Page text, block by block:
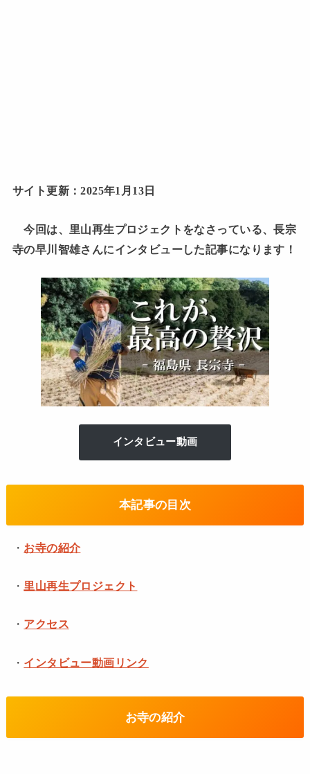
サイト更新：2025年1月13日
今回は、里山再生プロジェクトをなさっている、長宗
寺の早川智雄さんにインタビューした記事になります！
インタビュー動画
本記事の目次
・ お寺の紹介
・里山再生プロジェクト
・ アクセス
・ インタビュー動画リンク
お寺の紹介